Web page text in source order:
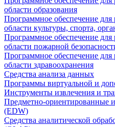
области образования
Программное обеспечение для
области культуры, спорта,
Программное обеспечение для
области пожарной
Программное обеспечение для
области здравоохранения
Средства анализа данных
Программы виртуальной и
Инструменты извлечения и
Предметно-ориентированные
(EDW)
Средства аналитической